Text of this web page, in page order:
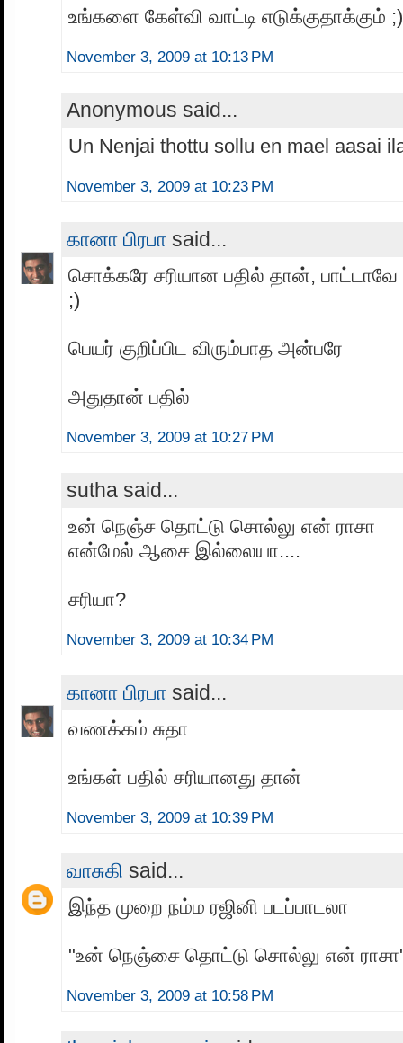
உங்களை கேள்வி வாட்டி எடுக்குதாக்கும் ;)
November 3, 2009 at 10:13 PM
Anonymous said...
Un Nenjai thottu sollu en mael aasai
November 3, 2009 at 10:23 PM
கானா பிரபா said...
சொக்கரே சரியான பதில் தான், பாட்டாவே
;)
பெயர் குறிப்பிட விரும்பாத அன்பரே
அதுதான் பதில்
November 3, 2009 at 10:27 PM
sutha said...
உன் நெஞ்ச தொட்டு சொல்லு என் ராசா
என்மேல் ஆசை இல்லையா....
சரியா?
November 3, 2009 at 10:34 PM
கானா பிரபா said...
வணக்கம் சுதா
உங்கள் பதில் சரியானது தான்
November 3, 2009 at 10:39 PM
வாசுகி said...
இந்த முறை நம்ம ரஜினி படப்பாடலா
"உன் நெஞ்சை தொட்டு சொல்லு என்
November 3, 2009 at 10:58 PM